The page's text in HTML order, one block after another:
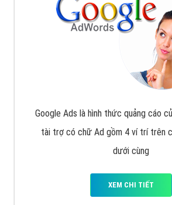
Google Ads là hình thức quảng cáo
tài trợ có chữ Ad gồm 4 ví trí trên
dưới cùng
XEM CHI TIẾT